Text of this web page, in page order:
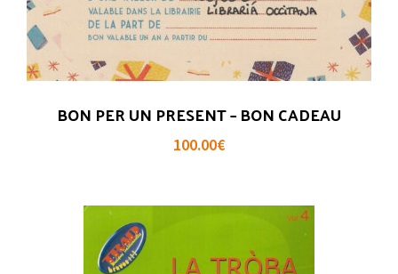
BON PER UN PRESENT – BON CADEAU
100.00€